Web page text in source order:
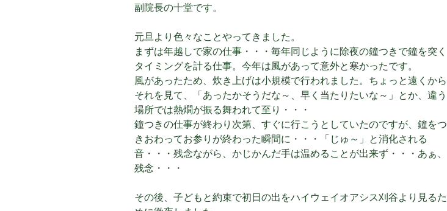
副院長の十堂です。
元旦より色々なことやってきました。
まずは年越しで家の仕事・・・毎年同じように除夜の鐘つきで鐘を突く
タイミングを計る仕事。今年は風があって意外と寒かったです。
風があったため、炊き上げは小規模で行われました。ちょっと遠くから
それを見て、「あったかそうだな～、早く当たりたいな～」とか、違う
場所では熱燗が振る舞われて至り・・・
鐘つきの仕事が終わり次第、すぐに行こうとしていたのですが、鐘をつ
きおわってお参りが終わった瞬間に・・・「じゅ～」と消化される
音・・・残念ながら、かじかんだ手は温めることが出来ず・・・あぁ、
残念・・・
その後、子どもと約束で初日の出をハイウェイオアシス刈谷より見るた